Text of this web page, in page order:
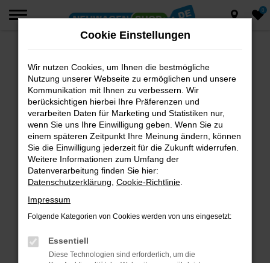
Zum
0
Fehler: Network Error
Beim Laden ist ein Fehler aufgetreten.
Hier sind ein paar Tipps, die dir helfen können:
Überprüfe deine Firewall und deine
Internetverbindung.
Laden andere Webseiten, zum Beispiel deine
Suchmaschine?
Prüfe deine Browsererweiterungen.
Manche Erweiterungen, wie Werbeblocker,
können das Laden bestimmter Seiten
anderen Browser oder in einem privaten
Fenster?
Cookie Einstellungen
Wir nutzen Cookies, um Ihnen die bestmögliche
Nutzung unserer Webseite zu ermöglichen und unsere
Kommunikation mit Ihnen zu verbessern. Wir
berücksichtigen hierbei Ihre Präferenzen und
verarbeiten Daten für Marketing und Statistiken nur,
wenn Sie uns Ihre Einwilligung geben. Wenn Sie zu
einem späteren Zeitpunkt Ihre Meinung ändern, können
Sie die Einwilligung jederzeit für die Zukunft widerrufen.
Weitere Informationen zum Umfang der
Datenverarbeitung finden Sie hier:
Datenschutzerklärung Cookie-Richtlinie
Impressum
Folgende Kategorien von Cookies werden von uns eingesetzt:
Essentiell
Diese Technologien sind erforderlich, um die